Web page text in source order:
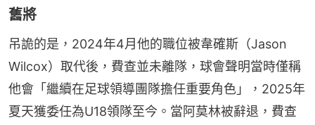
舊將
吊詭的是，2024年4月他的職位被韋確斯（Jason
Wilcox）取代後，費查並未離隊，球會聲明當時僅稱
他會「繼續在足球領導團隊擔任重要角色」，2025年
夏天獲委任為U18領隊至今。當阿莫林被辭退，費查